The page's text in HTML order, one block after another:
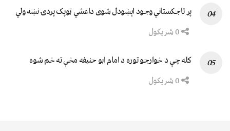
پر تاجکستاني وجود اېښودل شوی داعشي ټوپک پردۍ نښه ولي
کله چې د خوارجو توره د امام ابو حنیفه مخې ته خم شوه